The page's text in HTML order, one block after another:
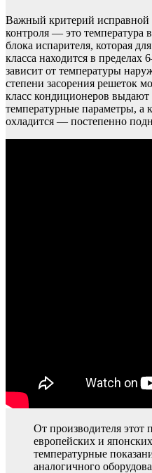
Важный критерий исправной
контроля — это температура
блока испарителя, которая
класса находится в пределах
зависит от температуры
степени засорения решеток
класс кондиционеров выдают
температурные параметры, а
охладится — постепенно
От производителя этот
европейских и
температурные
аналогичного